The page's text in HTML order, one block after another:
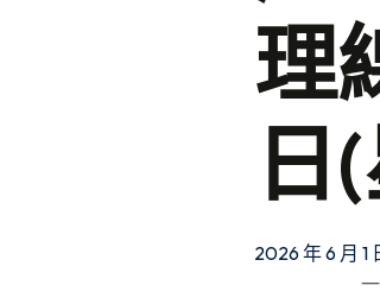
理
日
2026 年 6 月 1